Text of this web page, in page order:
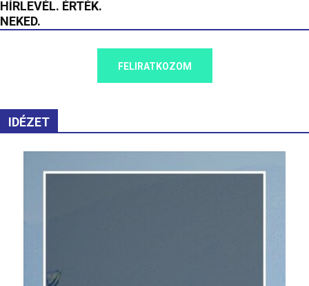
HÍRLEVÉL. ÉRTÉK.
NEKED.
FELIRATKOZOM
IDÉZET